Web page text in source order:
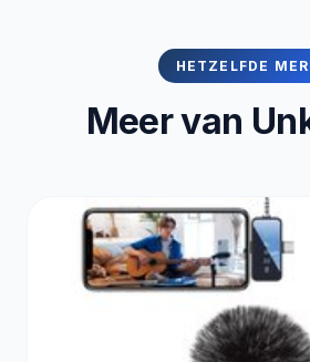
HETZELFDE
Meer van